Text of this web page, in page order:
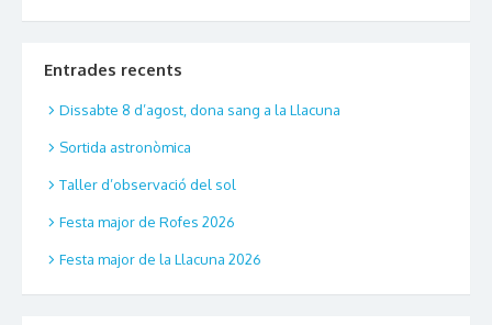
Entrades recents
Dissabte 8 d’agost, dona sang a la Llacuna
Sortida astronòmica
Taller d’observació del sol
Festa major de Rofes 2026
Festa major de la Llacuna 2026